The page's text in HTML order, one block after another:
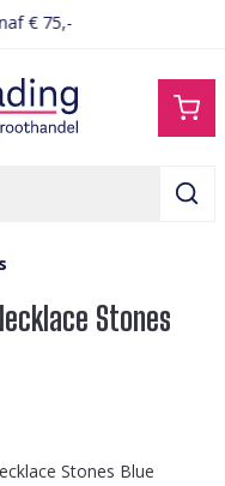
€ 75,-
Stones